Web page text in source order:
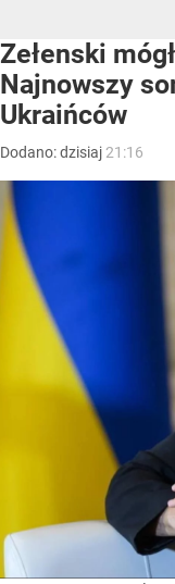
Zełenski
Najnowszy
Ukraińców
Dodano:dzisiaj 21:16